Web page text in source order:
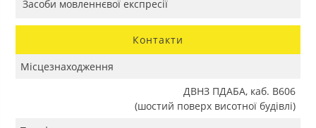
Засоби мовленнєвої експресії
Контакти
Місцезнаходження
ДВНЗ ПДАБА, каб. В606
(шостий поверх висотної будівлі)